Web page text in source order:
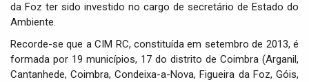
da Foz ter sido investido no cargo de secretário de Estado do
Ambiente.
Recorde-se que a CIM RC, constituída em setembro de 2013, é
formada por 19 municípios, 17 do distrito de Coimbra (Arganil,
Cantanhede, Coimbra, Condeixa-a-Nova, Figueira da Foz, Góis,